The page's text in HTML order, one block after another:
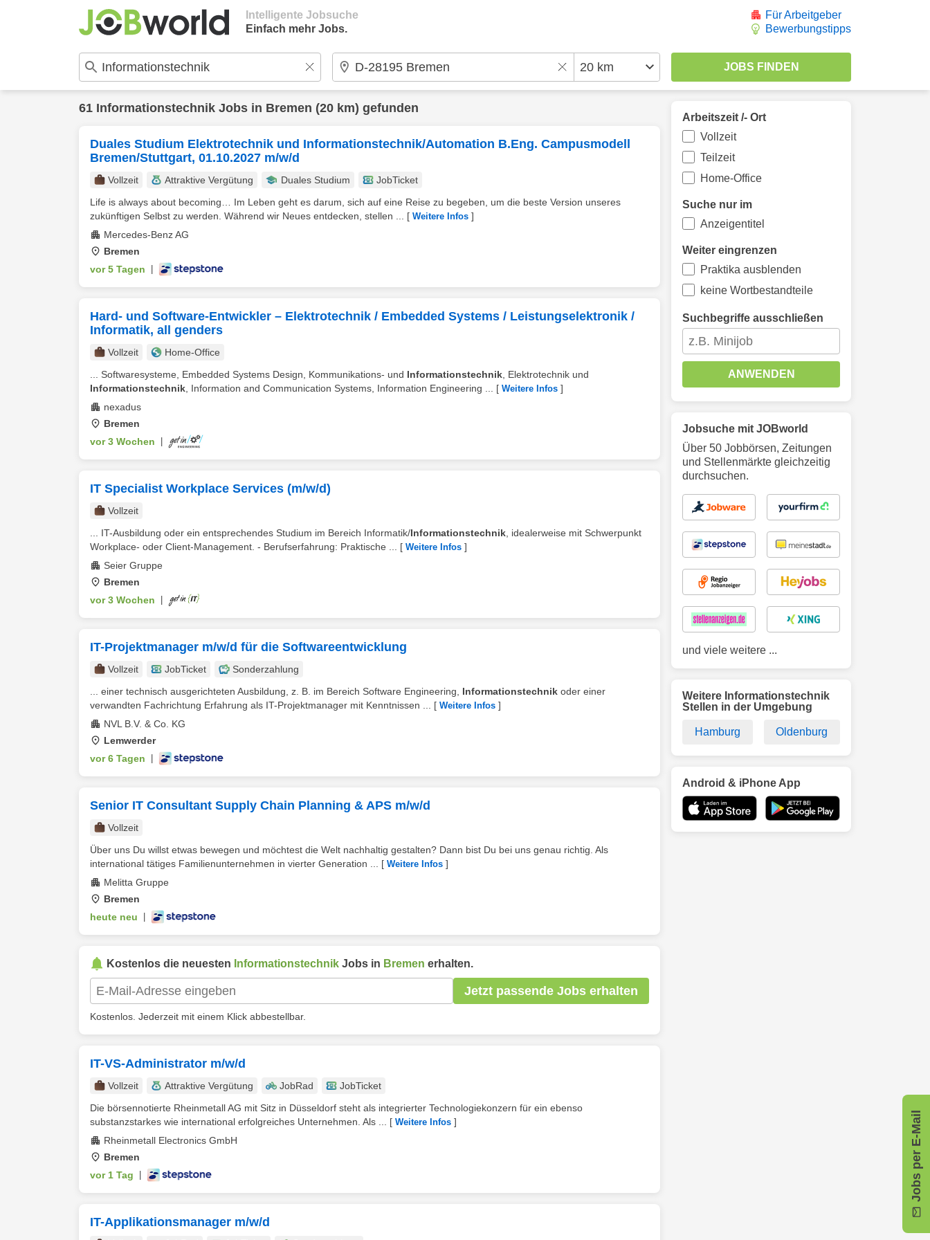
Intelligente Jobsuche
Einfach mehr Jobs.
Für Arbeitgeber
Bewerbungstipps
61 Informationstechnik Jobs in Bremen (20 km) gefunden
Duales Studium Elektrotechnik und Informationstechnik/Automation B.Eng. Campusmodell
Bremen/Stuttgart, 01.10.2027 m/w/d
Vollzeit Attraktive Vergütung Duales Studium
JobTicket
Life is always about becoming… Im Leben geht es darum, sich auf eine Reise zu begeben, um die beste Version unseres
zukünftigen Selbst zu werden. Während wir Neues entdecken, stellen ...
[ Weitere Infos ]
Mercedes-Benz AG
Bremen
vor 5 Tagen
Hard- und Software-Entwickler – Elektrotechnik / Embedded Systems / Leistungselektronik /
Informatik, all genders
Vollzeit
Home-Office
... Softwaresysteme, Embedded Systems Design, Kommunikations- und Informationstechnik , Elektrotechnik und
Informationstechnik , Information and Communication Systems, Information Engineering ... [ Weitere Infos ]
nexadus
Bremen
vor 3 Wochen
IT Specialist Workplace Services (m/w/d)
Vollzeit
... IT-Ausbildung oder ein entsprechendes Studium im Bereich Informatik/Informationstechnik , idealerweise mit Schwerpunkt
Workplace- oder Client-Management. - Berufserfahrung: Praktische ...
[ Weitere Infos ]
Seier Gruppe
Bremen
vor 3 Wochen
IT-Projektmanager m/w/d für die Softwareentwicklung
Vollzeit JobTicket
Sonderzahlung
... einer technisch ausgerichteten Ausbildung, z. B. im Bereich Software Engineering, Informationstechnik oder einer
verwandten Fachrichtung Erfahrung als IT-Projektmanager mit Kenntnissen ...
[ Weitere Infos ]
NVL B.V. & Co. KG
Lemwerder
vor 6 Tagen
Senior IT Consultant Supply Chain Planning & APS m/w/d
Vollzeit
Über uns Du willst etwas bewegen und möchtest die Welt nachhaltig gestalten? Dann bist Du bei uns genau richtig. Als
international tätiges Familienunternehmen in vierter Generation ...
[ Weitere Infos ]
Melitta Gruppe
Bremen
heute neu
Kostenlos die neuesten Informationstechnik Jobs in Bremen erhalten.
Jetzt passende Jobs erhalten
Kostenlos. Jederzeit mit einem Klick abbestellbar.
IT-VS-Administrator m/w/d
Vollzeit Attraktive Vergütung JobRad
JobTicket
Die börsennotierte Rheinmetall AG mit Sitz in Düsseldorf steht als integrierter Technologiekonzern für ein ebenso
substanzstarkes wie international erfolgreiches Unternehmen. Als ...
[ Weitere Infos ]
Rheinmetall Electronics GmbH
Bremen
vor 1 Tag
IT-Applikationsmanager m/w/d
Jobs per E-Mail
Arbeitszeit /- Ort
Vollzeit
Teilzeit
Home-Office
Suche nur im
Anzeigentitel
Weiter eingrenzen
Praktika ausblenden
keine Wortbestandteile
Suchbegriffe ausschließen
ANWENDEN
Jobsuche mit JOBworld
Über 50 Jobbörsen, Zeitungen
und Stellenmärkte gleichzeitig
durchsuchen.
und viele weitere ...
Weitere Informationstechnik
Stellen in der Umgebung
Hamburg Oldenburg
Android & iPhone App